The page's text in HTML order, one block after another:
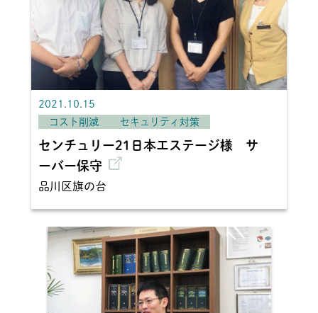
2021.10.15
コスト削減
セキュリティ対策
センチュリー21日本エステージ様 サ
ーバー保守
品川区旗の台